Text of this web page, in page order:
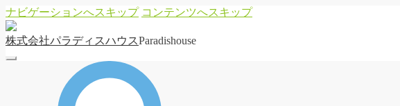
ナビゲーションへスキップ コンテンツへスキップ
株式会社パラディ スハウ スParadishouse